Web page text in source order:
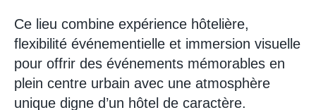
Ce lieu combine expérience hôtelière,
flexibilité événementielle et immersion visuelle
pour offrir des événements mémorables en
plein centre urbain avec une atmosphère
unique digne d’un hôtel de caractère.